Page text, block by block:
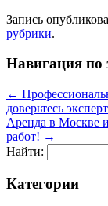
Запись
рубрики.
Навигация по
←
доверьтесь
Аренда в Москве
работ! →
Найти:
Категории